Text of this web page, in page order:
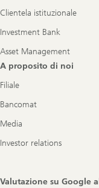
Clientela istituzionale
Investment Bank
Asset Management
A proposito di noi
Filiale
Bancomat
Media
Investor relations
Valutazione su Google al